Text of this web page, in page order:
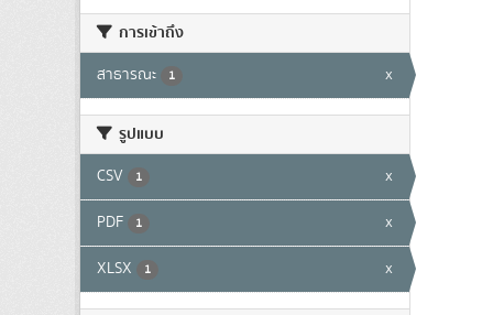
การเข้าถึง
สาธารณะ 1 x
รูปแบบ
CSV 1 x
PDF 1 x
XLSX 1 x